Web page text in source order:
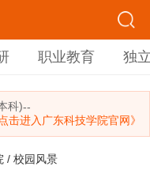
职业教育 独
科)--
点击进入广东科技学院官网》
/ 校园风景